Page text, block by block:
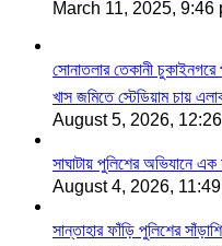
March 11, 2025, 9:46
সোনাতলার তেকানী চুকাইনগরে
খাস জমিতে স্টেডিয়াম চায়
August 5, 2026,
সাঘাটায় পুলিশের অভিযানে
August 4, 2026,
সান্তাহার ফাঁড়ি পুলিশের